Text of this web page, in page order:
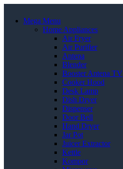
Mega Menu
Home Appliances
Air Fryer
Air Purifier
Antena
Blender
Booster Antena TV
Cooker Hood
Desk Lamp
Dish Dryer
Dispenser
Door Bell
Hand Dryer
Jar Pot
Juicer Extractor
Kettle
Kompor